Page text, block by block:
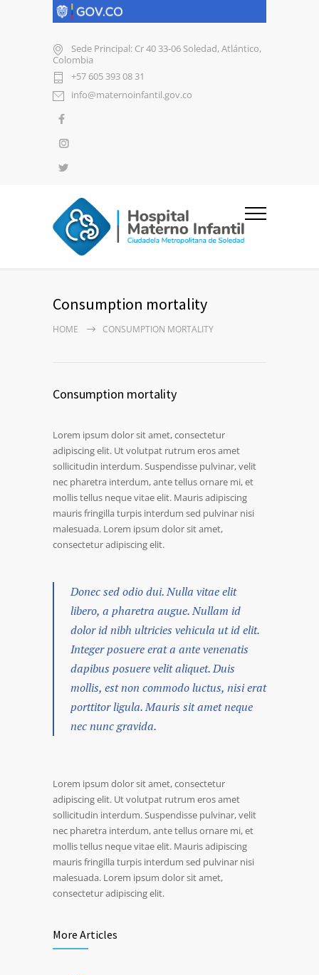
Sede Principal: Cr 40 33-06 Soledad, Atlántico,
Colombia
+57 605 393 08 31
info@maternoinfantil.gov.co
Consumption mortality
HOME CONSUMPTION MORTALITY
Consumption mortality
Lorem ipsum dolor sit amet, consectetur
adipiscing elit. Ut volutpat rutrum eros amet
sollicitudin interdum. Suspendisse pulvinar, velit
nec pharetra interdum, ante tellus ornare mi, et
mollis tellus neque vitae elit. Mauris adipiscing
mauris fringilla turpis interdum sed pulvinar nisi
malesuada. Lorem ipsum dolor sit amet,
consectetur adipiscing elit.
Donec sed odio dui. Nulla vitae elit
libero, a pharetra augue. Nullam id
dolor id nibh ultricies vehicula ut id elit.
Integer posuere erat a ante venenatis
dapibus posuere velit aliquet. Duis
mollis, est non commodo luctus, nisi erat
porttitor ligula. Mauris sit amet neque
nec nunc gravida.
Lorem ipsum dolor sit amet, consectetur
adipiscing elit. Ut volutpat rutrum eros amet
sollicitudin interdum. Suspendisse pulvinar, velit
nec pharetra interdum, ante tellus ornare mi, et
mollis tellus neque vitae elit. Mauris adipiscing
mauris fringilla turpis interdum sed pulvinar nisi
malesuada. Lorem ipsum dolor sit amet,
consectetur adipiscing elit.
More Articles